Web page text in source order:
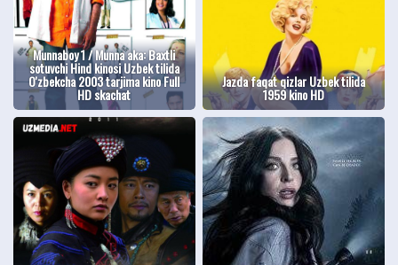
Munnaboy 1 / Munna aka: Baxtli
sotuvchi Hind kinosi Uzbek tilida
O'zbekcha 2003 tarjima kino Full
HD skachat
Jazda faqat qizlar Uzbek tilida
1959 kino HD